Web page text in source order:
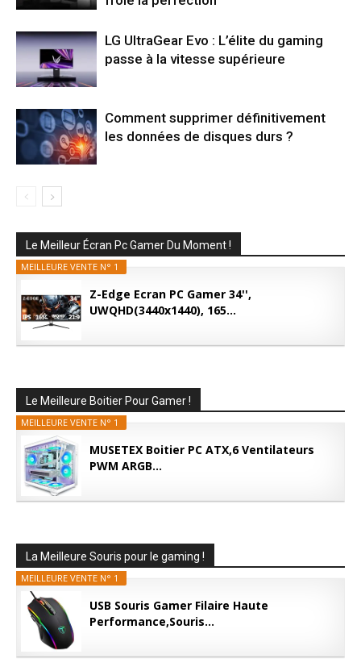
LG UltraGear Evo : L’élite du gaming
passe à la vitesse supérieure
Comment supprimer définitivement
les données de disques durs ?
Le Meilleur Écran Pc Gamer Du Moment !
MEILLEURE VENTE N° 1
Z-Edge Ecran PC Gamer 34'',
UWQHD(3440x1440), 165...
Le Meilleure Boitier Pour Gamer !
MEILLEURE VENTE N° 1
MUSETEX Boitier PC ATX,6 Ventilateurs
PWM ARGB...
La Meilleure Souris pour le gaming !
MEILLEURE VENTE N° 1
USB Souris Gamer Filaire Haute
Performance,Souris...